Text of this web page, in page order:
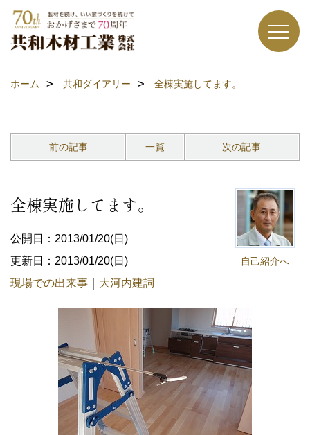
ホーム 共和ダイアリー 全棟実施してます。
前の記事 一覧 次の記事
自己紹介へ
全棟実施してます。
公開日：2013/01/20(日)
更新日：2013/01/20(日)
現場での出来事
大河内建詞